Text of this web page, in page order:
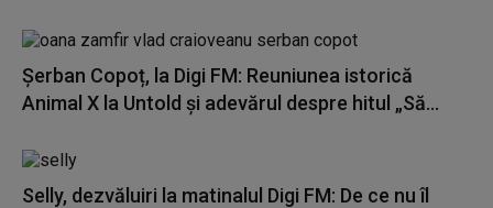
Șerban Copoț, la Digi FM: Reuniunea istorică
Animal X la Untold și adevărul despre hitul „Să...
Selly, dezvăluiri la matinalul Digi FM: De ce nu îl